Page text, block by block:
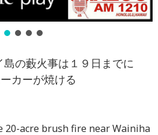
島の藪火事は１９日までに
カーが焼ける
acre brush fire near Wainiha